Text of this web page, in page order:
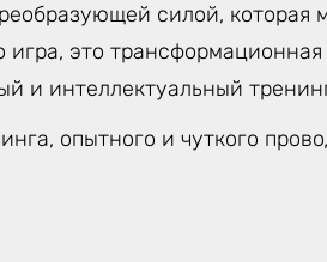
силой, которая
это трансформационная
и интеллектуальный
опытного и чуткого